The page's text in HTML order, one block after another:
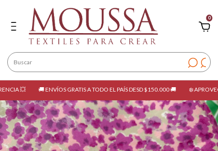
0
💥 🚚 ENVÍOS GRATIS A TODO EL PAÍS DESD $150.000 🚚 ❄️